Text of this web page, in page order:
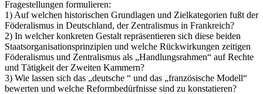
Fragestellungen formulieren:
1) Auf welchen historischen Grundlagen und Zielkategorien fußt der
Föderalismus in Deutschland, der Zentralismus in Frankreich?
2) In welcher konkreten Gestalt repräsentieren sich diese beiden
Staatsorganisationsprinzipien und welche Rückwirkungen zeitigen
Föderalismus und Zentralismus als „Handlungsrahmen“ auf Rechte
und Tätigkeit der Zweiten Kammern?
3) Wie lassen sich das „deutsche “ und das „französische Modell“
bewerten und welche Reformbedürfnisse sind zu konstatieren?